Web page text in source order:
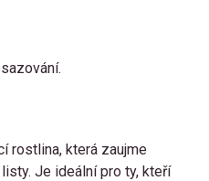
rostlina, která zaujme
Je ideální pro ty, kteří